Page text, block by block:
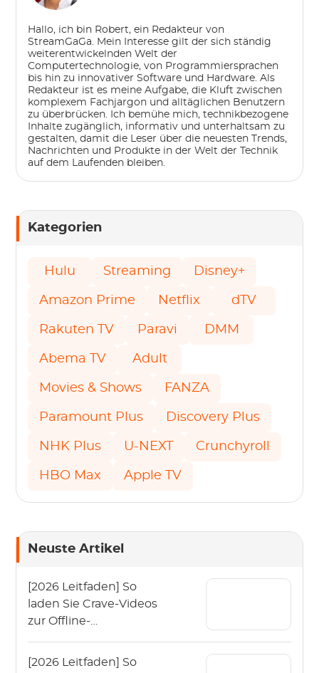
Hallo, ich bin Robert, ein Redakteur von
StreamGaGa. Mein Interesse gilt der sich ständig
weiterentwickelnden Welt der
Computertechnologie, von Programmiersprachen
bis hin zu innovativer Software und Hardware. Als
Redakteur ist es meine Aufgabe, die Kluft zwischen
komplexem Fachjargon und alltäglichen Benutzern
zu überbrücken. Ich bemühe mich, technikbezogene
Inhalte zugänglich, informativ und unterhaltsam zu
gestalten, damit die Leser über die neuesten Trends,
Nachrichten und Produkte in der Welt der Technik
auf dem Laufenden bleiben.
Kategorien
Hulu Streaming Disney+
Amazon Prime Netflix dTV
Rakuten TV Paravi DMM
Abema TV Adult
Movies & Shows FANZA
Paramount Plus Discovery Plus
NHK Plus U-NEXT Crunchyroll
HBO Max Apple TV
Neuste Artikel
[2026 Leitfaden] So
laden Sie Crave-Videos
zur Offline-
herunter?
[2026 Leitfaden] So